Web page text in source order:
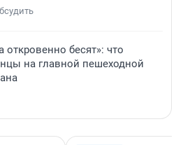
бесят»: что
на главной пешеходной